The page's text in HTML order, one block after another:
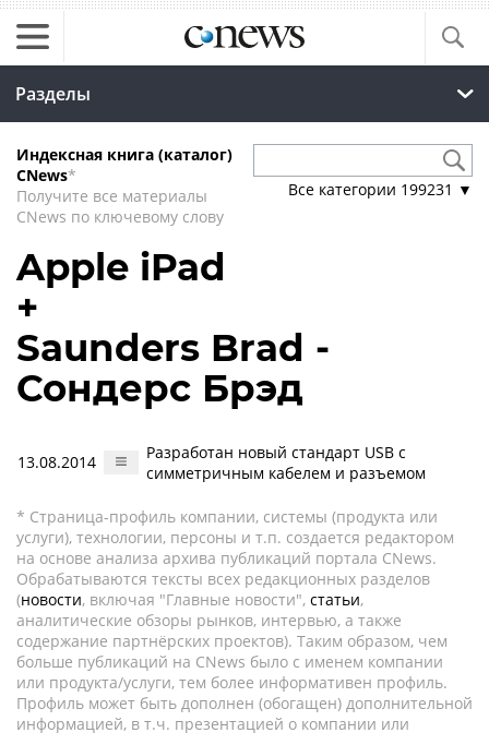
Разделы
Индексная книга (каталог)
CNews*
Получите все материалы
CNews по ключевому слову
Все категории 199231 ▼
Apple iPad
+
Saunders Brad -
Сондерс Брэд
13.08.2014
Разработан новый стандарт USB с
симметричным кабелем и разъемом
* Страница-профиль компании, системы (продукта или
услуги), технологии, персоны и т.п. создается редактором
на основе анализа архива публикаций портала CNews.
Обрабатываются тексты всех редакционных разделов
(новости, включая "Главные новости", статьи,
аналитические обзоры рынков, интервью, а также
содержание партнёрских проектов). Таким образом, чем
больше публикаций на CNews было с именем компании
или продукта/услуги, тем более информативен профиль.
Профиль может быть дополнен (обогащен) дополнительной
информацией, в т.ч. презентацией о компании или